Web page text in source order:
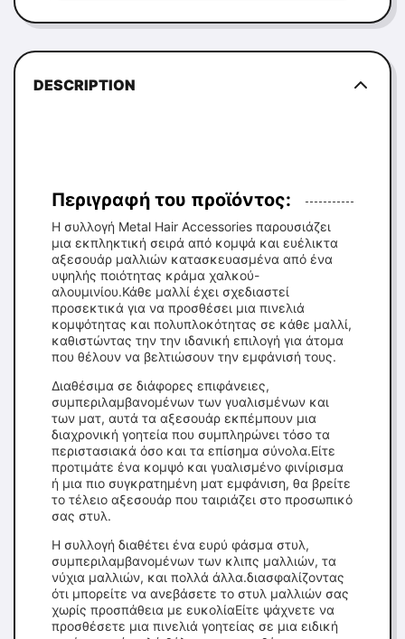
DESCRIPTION
Περιγραφή του προϊόντος:
Η συλλογή Metal Hair Accessories παρουσιάζει
μια εκπληκτική σειρά από κομψά και ευέλικτα
αξεσουάρ μαλλιών κατασκευασμένα από ένα
υψηλής ποιότητας κράμα χαλκού-
αλουμινίου.Κάθε μαλλί έχει σχεδιαστεί
προσεκτικά για να προσθέσει μια πινελιά
κομψότητας και πολυπλοκότητας σε κάθε μαλλί,
καθιστώντας την την ιδανική επιλογή για άτομα
που θέλουν να βελτιώσουν την εμφάνισή τους.
Διαθέσιμα σε διάφορες επιφάνειες,
συμπεριλαμβανομένων των γυαλισμένων και
των ματ, αυτά τα αξεσουάρ εκπέμπουν μια
διαχρονική γοητεία που συμπληρώνει τόσο τα
περιστασιακά όσο και τα επίσημα σύνολα.Είτε
προτιμάτε ένα κομψό και γυαλισμένο φινίρισμα
ή μια πιο συγκρατημένη ματ εμφάνιση, θα βρείτε
το τέλειο αξεσουάρ που ταιριάζει στο προσωπικό
σας στυλ.
Η συλλογή διαθέτει ένα ευρύ φάσμα στυλ,
συμπεριλαμβανομένων των κλιπς μαλλιών, τα
νύχια μαλλιών, και πολλά άλλα.διασφαλίζοντας
ότι μπορείτε να ανεβάσετε το στυλ μαλλιών σας
χωρίς προσπάθεια με ευκολίαΕίτε ψάχνετε να
προσθέσετε μια πινελιά γοητείας σε μια ειδική